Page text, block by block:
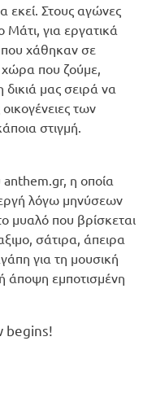
εκεί. Στους αγώνες
Μάτι, για εργατικά
χάθηκαν σε
χώρα που ζούμε,
μας σειρά να
των
στιγμή.
anthem.gr, η οποία
λόγω μηνύσεων
μυαλό που βρίσκεται
σάτιρα, άπειρα
για τη μουσική
άποψη εμποτισμένη
begins!